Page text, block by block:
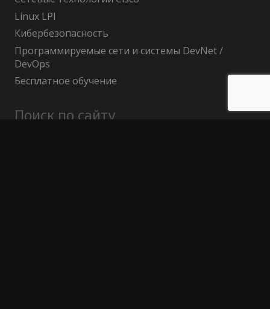
Linux LPI
Кибербезопасность
Программируемые сети и системы DevNet /
DevOps
Бесплатное обучение
Поиск по сайту